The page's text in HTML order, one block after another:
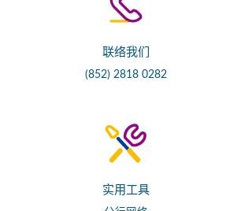
联络我们
(852) 2818 0282
实用工具